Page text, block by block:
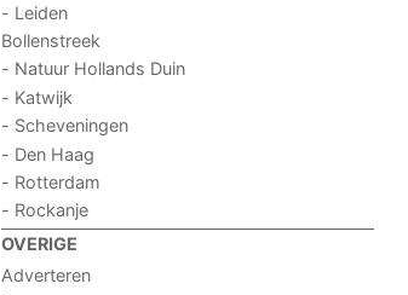
- Leiden
Bollenstreek
- Natuur Hollands Duin
- Katwijk
- Scheveningen
- Den Haag
- Rotterdam
- Rockanje
OVERIGE
Adverteren